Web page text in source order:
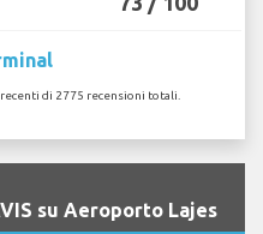
di 2775 recensioni totali.
su Aeroporto Lajes